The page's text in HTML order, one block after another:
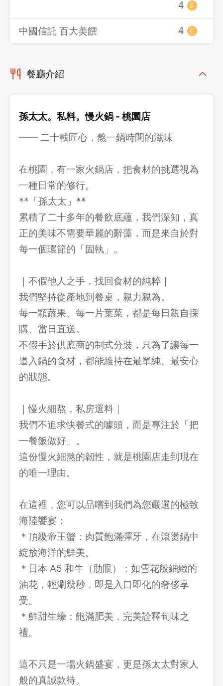
4
中國信託 百大美饌 4
餐廳介紹
孫太太。私料。慢火鍋 - 桃園店
—— 二十載匠心，熬一鍋時間的滋味
在桃園，有一家火鍋店，把食材的挑選視為
一種日常的修行。
**「孫太太」**
累積了二十多年的餐飲底蘊，我們深知，真
正的美味不需要華麗的辭藻，而是來自於對
每一個環節的「固執」。
｜不假他人之手，找回食材的純粹｜
我們堅持從產地到餐桌，親力親為。
每一顆蔬果、每一片葉菜，都是每日親自採
購、當日直送。
不假手於供應商的制式分裝，只為了讓每一
道入鍋的食材，都能維持在最單純、最安心
的狀態。
｜慢火細熬，私房選料｜
我們不追求快餐式的噱頭，而是專注於「把
一餐飯做好」。
這份慢火細熬的韌性，就是桃園店走到現在
的唯一理由。
在這裡，您可以品嚐到我們為您嚴選的極致
海陸饗宴：
＊頂級帝王蟹：肉質飽滿彈牙，在滾燙鍋中
綻放海洋的鮮美。
＊日本 A5 和牛（肋眼）：如雪花般細緻的
油花，輕涮幾秒，即是入口即化的奢侈享
受。
＊鮮甜生蠔：飽滿肥美，完美詮釋旬味之
禮。
這不只是一場火鍋盛宴，更是孫太太對家人
般的真誠款待。